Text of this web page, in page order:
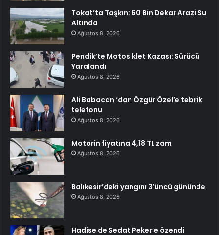
Tokat’ta Taşkın: 60 Bin Dekar Arazi Su
Altında
Ağustos 8, 2026
Pendik’te Motosiklet Kazası: Sürücü
Yaralandı
Ağustos 8, 2026
Ali Babacan ‘dan Özgür Özel’e tebrik
telefonu
Ağustos 8, 2026
Motorin fiyatına 4,18 TL zam
Ağustos 8, 2026
Balıkesir’deki yangını 3’üncü gününde
Ağustos 8, 2026
Hadise de Sedat Peker’e özendi